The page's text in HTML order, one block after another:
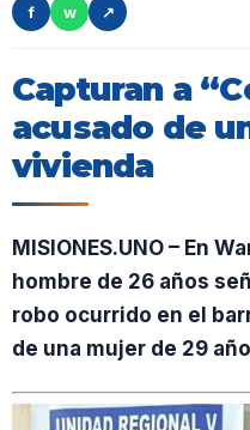
f
w ↗
Capturan a
acusado de
vivienda
MISIONES.UNO – En
hombre de 26 años
robo ocurrido en el
de una mujer de 29